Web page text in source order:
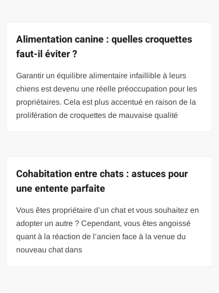
Alimentation canine : quelles croquettes
faut-il éviter ?
Garantir un équilibre alimentaire infaillible à leurs
chiens est devenu une réelle préoccupation pour les
propriétaires. Cela est plus accentué en raison de la
prolifération de croquettes de mauvaise qualité
Cohabitation entre chats : astuces pour
une entente parfaite
Vous êtes propriétaire d’un chat et vous souhaitez en
adopter un autre ? Cependant, vous êtes angoissé
quant à la réaction de l’ancien face à la venue du
nouveau chat dans